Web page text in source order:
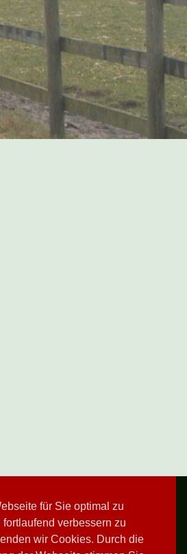
für Sie optimal zu
verbessern zu
wir Cookies. Durch die